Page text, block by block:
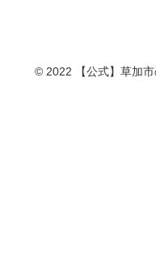
© 2022 【公式】草加市